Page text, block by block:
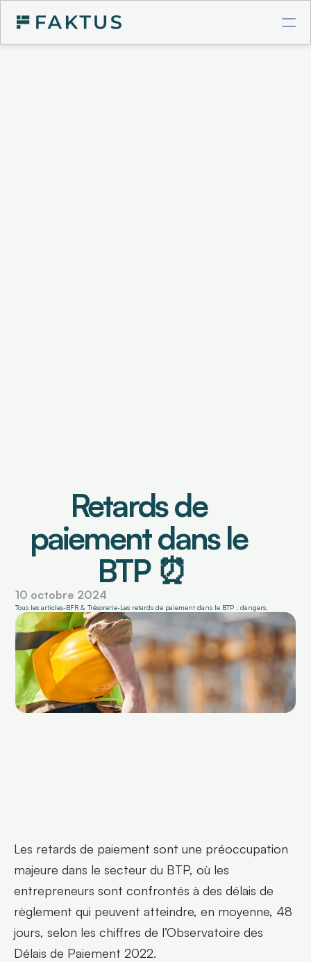
Fonctionnalités Qui sommes-nous ?
Connexion Demander une démo
Select Language
Tableau de bord & Poste client
Analyse risque crédit
Analyse de contrats
Prévisionnel de trésorerie
BOITE À OUTILS
Blog Faktus
Contactez-nous
Retards de
paiement dans le
BTP ⏰
10 octobre 2024
Tous les articles-BFR & Trésorerie-Les retards de paiement dans le BTP : dangers, défis et
Les retards de paiement sont une préoccupation
majeure dans le secteur du BTP, où les
entrepreneurs sont confrontés à des délais de
règlement qui peuvent atteindre, en moyenne, 48
jours, selon les chiffres de l’Observatoire des
Délais de Paiement 2022.